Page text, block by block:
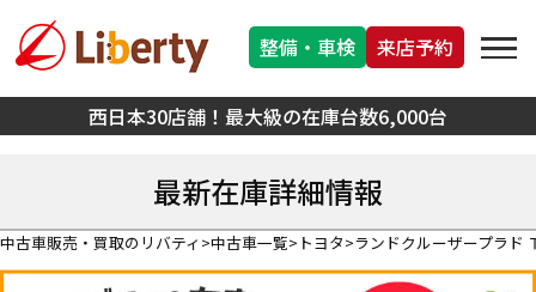
西日本30店舗！最大級の在庫台数6,000台
整備・車検 来店予約
最新在庫詳細情報
中古車販売・買取のリバティ 中古車一覧 トヨタ ランドクルーザープラド